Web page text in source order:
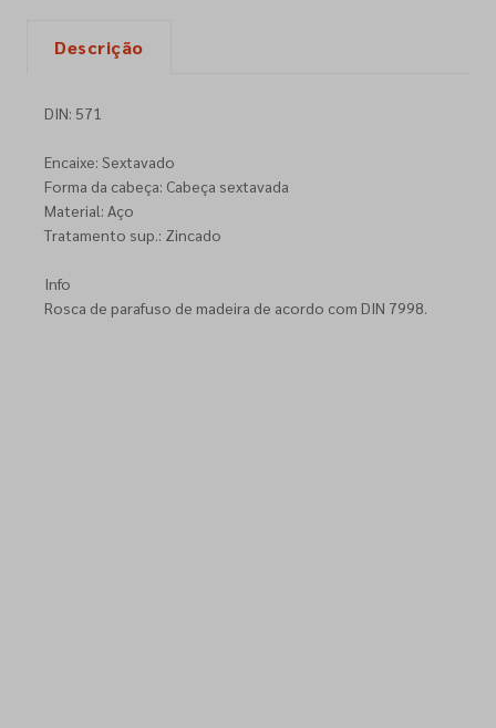
Descrição
DIN: 571
Encaixe: Sextavado
Forma da cabeça: Cabeça sextavada
Material: Aço
Tratamento sup.: Zincado
Info
Rosca de parafuso de madeira de acordo com DIN 7998.